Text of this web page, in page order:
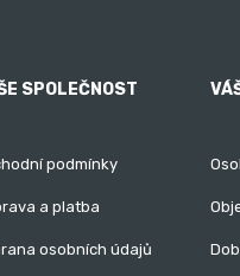
SPOLEČNOST
podmínky
a platba
osobních údajů